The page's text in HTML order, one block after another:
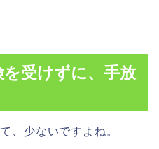
受けずに、手放
、少ないですよね。